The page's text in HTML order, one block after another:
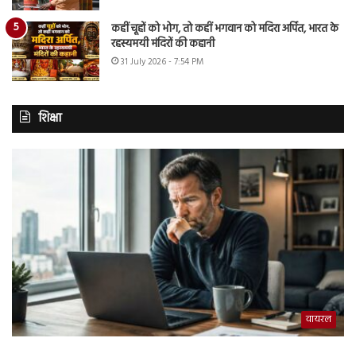
कहीं चूहों को भोग, तो कहीं भगवान को मदिरा अर्पित, भारत के
रहस्यमयी मंदिरों की कहानी
31 July 2026 - 7:54 PM
शिक्षा
वायरल